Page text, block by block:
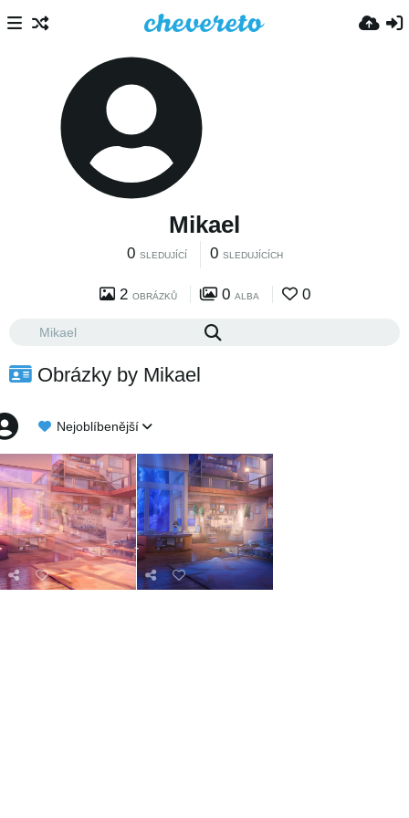
Mikael
0 SLEDUJÍCÍ 0 SLEDUJÍCÍCH
2 OBRÁZKŮ 0 ALBA 0
Obrázky by Mikael
Nejoblíbenější